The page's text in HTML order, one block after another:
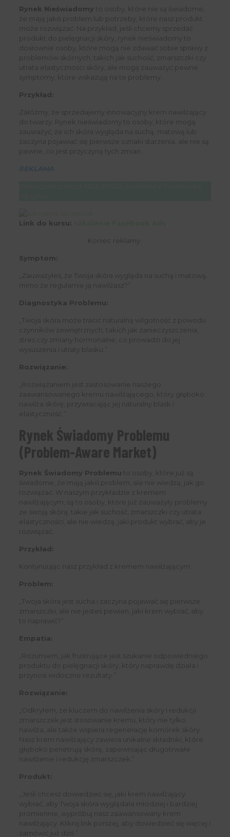
Rynek Nieświadomy to osoby, które nie są świadome,
że mają jakiś problem lub potrzeby, które nasz produkt
może rozwiązać. Na przykład, jeśli chcemy sprzedać
produkt do pielęgnacji skóry, rynek nieświadomy to
dosłownie osoby, które mogą nie zdawać sobie sprawy z
problemów skórnych, takich jak suchość, zmarszczki czy
utrata elastyczności skóry, ale mogą zauważyć pewne
symptomy, które wskazują na te problemy.
Przykład:
Załóżmy, że sprzedajemy innowacyjny krem nawilżający
do twarzy. Rynek nieświadomy to osoby, które mogą
zauważyć, że ich skóra wygląda na suchą, matową lub
zaczyna pojawiać się pierwsze oznaki starzenia, ale nie są
pewne, co jest przyczyną tych zmian.
REKLAMA
Link do kursu:
Koniec reklamy.
Symptom:
„Zauważyłeś, że Twoja skóra wygląda na suchą i matową,
mimo że regularnie ją nawilżasz?”
Diagnostyka Problemu:
„Twoja skóra może tracić naturalną wilgotność z powodu
czynników zewnętrznych, takich jak zanieczyszczenia,
stres czy zmiany hormonalne, co prowadzi do jej
wysuszenia i utraty blasku.”
Rozwiązanie:
„Rozwiązaniem jest zastosowanie naszego
zaawansowanego kremu nawilżającego, który głęboko
nawilża skórę, przywracając jej naturalny blask i
elastyczność.”
Rynek Świadomy Problemu
(Problem-Aware Market)
Rynek Świadomy Problemu to osoby, które już są
świadome, że mają jakiś problem, ale nie wiedzą, jak go
rozwiązać. W naszym przykładzie z kremem
nawilżającym, są to osoby, które już zauważyły problemy
ze swoją skórą, takie jak suchość, zmarszczki czy utrata
elastyczności, ale nie wiedzą, jaki produkt wybrać, aby je
rozwiązać.
Przykład:
Kontynuując nasz przykład z kremem nawilżającym:
Problem:
„Twoja skóra jest sucha i zaczyna pojawiać się pierwsze
zmarszczki, ale nie jesteś pewien, jaki krem wybrać, aby
to naprawić?”
Empatia:
„Rozumiem, jak frustrujące jest szukanie odpowiedniego
produktu do pielęgnacji skóry, który naprawdę działa i
przynosi widoczne rezultaty.”
Rozwiązanie:
„Odkryłem, że kluczem do nawilżenia skóry i redukcji
zmarszczek jest stosowanie kremu, który nie tylko
nawilża, ale także wspiera regenerację komórek skóry.
Nasz krem nawilżający zawiera unikalne składniki, które
głęboko penetrują skórę, zapewniając długotrwałe
nawilżenie i redukcję zmarszczek.”
Produkt:
„Jeśli chcesz dowiedzieć się, jaki krem nawilżający
wybrać, aby Twoja skóra wyglądała młodziej i bardziej
promiennie, wypróbuj nasz zaawansowany krem
nawilżający. Kliknij link poniżej, aby dowiedzieć się więcej i
zamówić już dziś.”